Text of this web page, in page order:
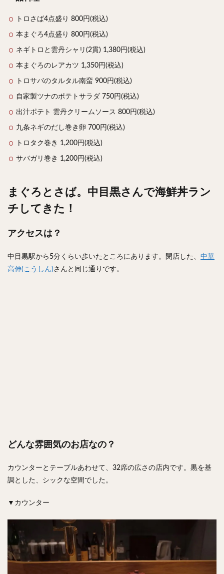
トロさば4点盛り 800円(税込)
本まぐろ4点盛り 800円(税込)
ネギトロと雲丹シャリ(2貫) 1,380円(税込)
本まぐろのレアカツ 1,350円(税込)
トロサバのタルタル南蛮 900円(税込)
自家製ツナのポテトサラダ 750円(税込)
出汁ポテト 雲丹クリームソース 800円(税込)
九条ネギのだし巻き卵 700円(税込)
トロタク巻き 1,200円(税込)
サバガリ巻き 1,200円(税込)
まぐろとさば。中目黒さんで海鮮丼ラン
チしてきた！
アクセスは？
中目黒駅から5分くらい歩いたところにあります。閉店した、 中華
高伸(こうしん)さんと同じ通りです。
どんな雰囲気のお店なの？
カウンターとテーブルあわせて、32席の広さの店内です。黒を基
調とした、シックな空間でした。
▼カウンター